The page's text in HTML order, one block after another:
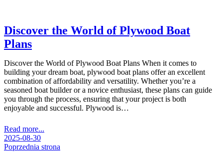
Discover the World of Plywood Boat
Plans
Discover the World of Plywood Boat Plans When it comes to
building your dream boat, plywood boat plans offer an excellent
combination of affordability and versatility. Whether you’re a
seasoned boat builder or a novice enthusiast, these plans can guide
you through the process, ensuring that your project is both
enjoyable and successful. Plywood is…
Read more...
2025-08-30
Poprzednia strona